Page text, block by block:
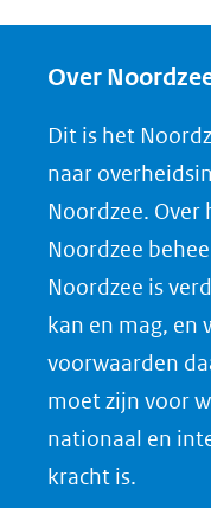
e
o
p
F
a
c
e
b
o
o
e
o
p
L
i
n
k
e
d
I
Over
Dit is het
naar
Noordzee.
Noordzee
Noordzee is
kan en mag, en
voorwaarden
moet zijn voor
nationaal en
kracht is.